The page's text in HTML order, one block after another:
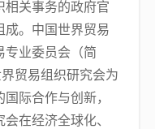
相关事务的政府官
成。中国世界贸易
专业委员会（简
贸易组织研究会为
际合作与创新，
在经济全球化、